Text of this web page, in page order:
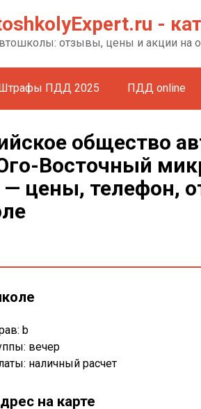
-
отзывы, цены и акции на
ПДД 2025 ПДД online
общество
Восточный
— цены, телефон,
b
вечер
наличный расчет
на карте